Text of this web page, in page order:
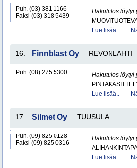
Puh. (03) 381 1166
Faksi (03) 318 5439
Hakutulos löytyi
Lue lisää..
16. Finnblast Oy REVONLAHTI
Puh. (08) 275 5300
Hakutulos löytyi
Lue lisää..
17. Silmet Oy TUUSULA
Puh. (09) 825 0128
Faksi (09) 825 0316
Hakutulos löytyi
Lue lisää..